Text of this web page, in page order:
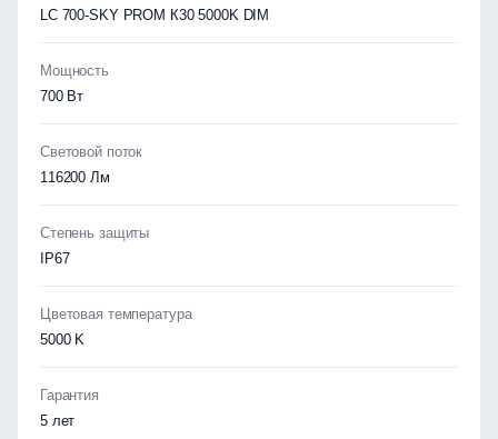
LC 700-SKY PROM К30 5000K DIM
Мощность
700 Вт
Световой поток
116200 Лм
Степень защиты
IP67
Цветовая температура
5000 K
Гарантия
5 лет